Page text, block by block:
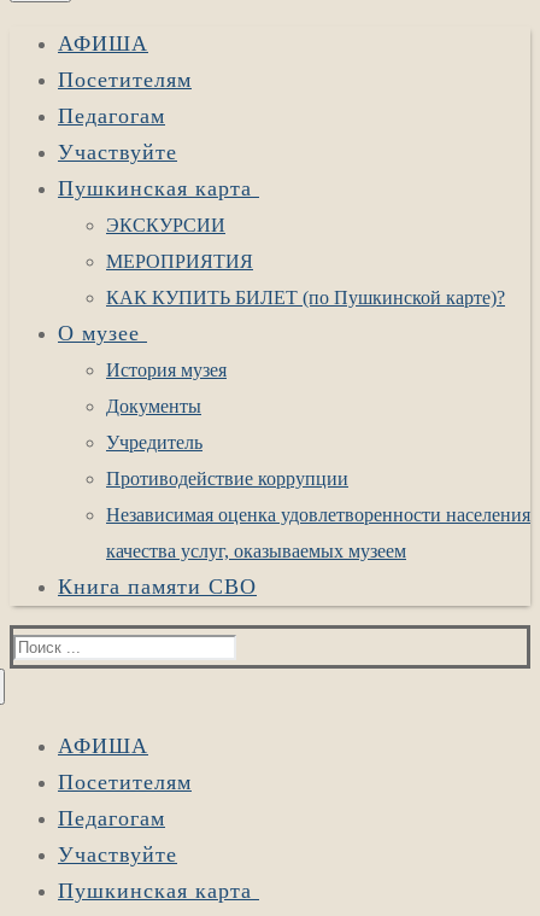
АФИША
Посетителям
Педагогам
Участвуйте
Пушкинская карта
ЭКСКУРСИИ
МЕРОПРИЯТИЯ
КАК КУПИТЬ БИЛЕТ (по Пушкинской карте)?
О музее
История музея
Документы
Учредитель
Противодействие коррупции
Независимая оценка удовлетворенности населения
качества услуг, оказываемых музеем
Книга памяти СВО
Найти:
АФИША
Посетителям
Педагогам
Участвуйте
Пушкинская карта